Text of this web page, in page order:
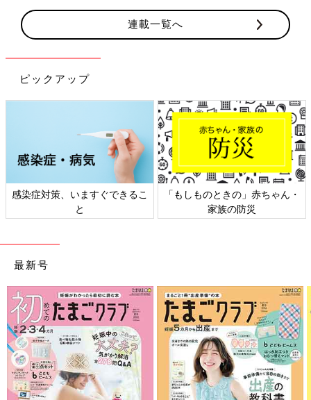
連載一覧へ
ピックアップ
感染症対策、いますぐできるこ
と
「もしものときの」赤ちゃん・
家族の防災
最新号